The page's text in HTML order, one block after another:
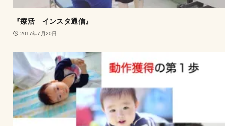
『療活 インスタ通信』
2017年7月20日